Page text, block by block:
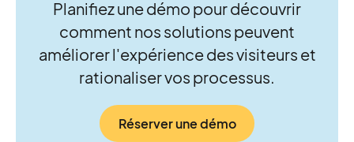
Planifiez une démo pour découvrir
comment nos solutions peuvent
améliorer l'expérience des visiteurs et
rationaliser vos processus.
Réserver une démo